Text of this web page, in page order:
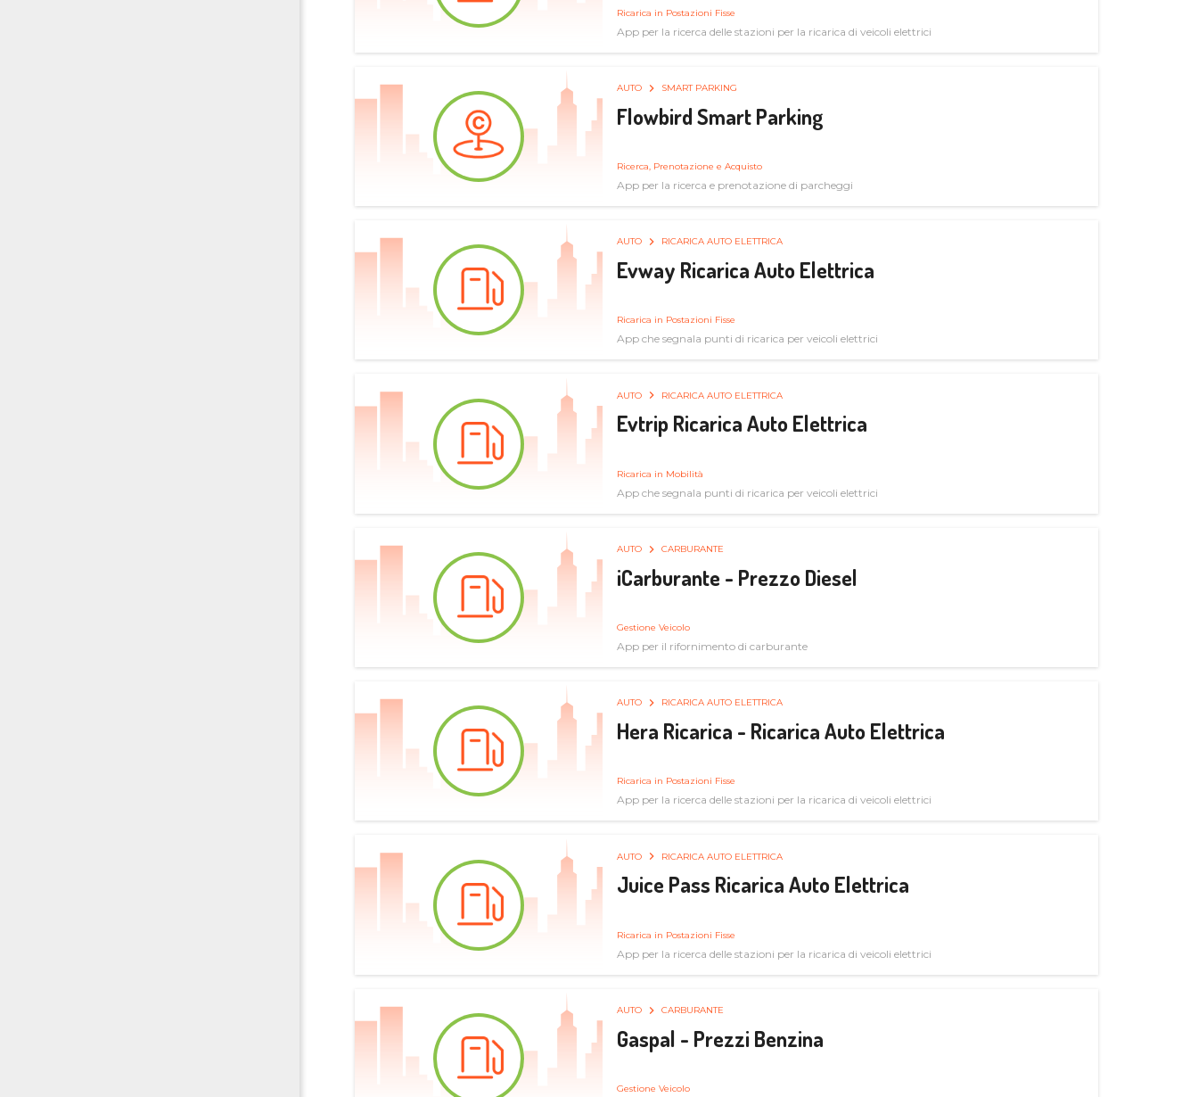
Ricarica in Postazioni Fisse
App per la ricerca delle stazioni per la ricarica di veicoli elettrici
AUTO SMART PARKING
Flowbird Smart Parking
Ricerca, Prenotazione e Acquisto
App per la ricerca e prenotazione di parcheggi
AUTO RICARICA AUTO ELETTRICA
Evway Ricarica Auto Elettrica
Ricarica in Postazioni Fisse
App che segnala punti di ricarica per veicoli elettrici
AUTO RICARICA AUTO ELETTRICA
Evtrip Ricarica Auto Elettrica
Ricarica in Mobilità
App che segnala punti di ricarica per veicoli elettrici
AUTO CARBURANTE
iCarburante - Prezzo Diesel
Gestione Veicolo
App per il rifornimento di carburante
AUTO RICARICA AUTO ELETTRICA
Hera Ricarica - Ricarica Auto Elettrica
Ricarica in Postazioni Fisse
App per la ricerca delle stazioni per la ricarica di veicoli elettrici
AUTO RICARICA AUTO ELETTRICA
Juice Pass Ricarica Auto Elettrica
Ricarica in Postazioni Fisse
App per la ricerca delle stazioni per la ricarica di veicoli elettrici
AUTO CARBURANTE
Gaspal - Prezzi Benzina
Gestione Veicolo